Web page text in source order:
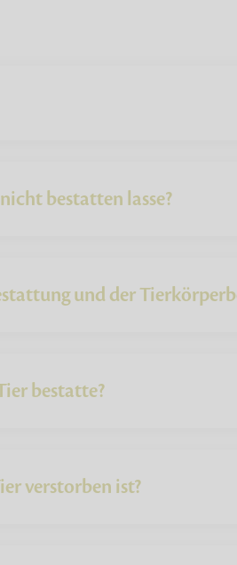
bestatten lasse?
und der
bestatte?
verstorben ist?